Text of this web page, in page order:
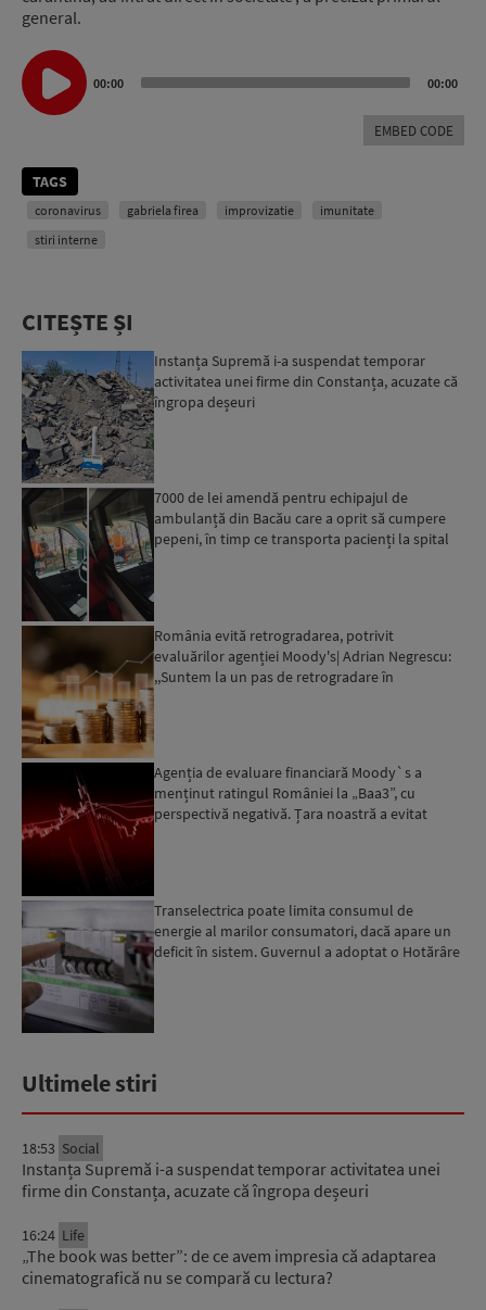
general.
Audio
Player
00:00 00:00
EMBED CODE
TAGS
coronavirus gabriela firea improvizatie
imunitate
stiri interne
CITEȘTE ȘI
Instanța Supremă i-a suspendat temporar
activitatea unei firme din Constanța, acuzate că
îngropa deșeuri
7000 de lei amendă pentru echipajul de
ambulanță din Bacău care a oprit să cumpere
pepeni, în timp ce transporta pacienți la spital
România evită retrogradarea, potrivit
evaluărilor agenției Moody's| Adrian Negrescu:
,,Suntem la un pas de retrogradare în
Agenția de evaluare financiară Moody`s a
menținut ratingul României la „Baa3”, cu
perspectivă negativă. Țara noastră a evitat
Transelectrica poate limita consumul de
energie al marilor consumatori, dacă apare un
deficit în sistem. Guvernul a adoptat o Hotărâre
Ultimele stiri
18:53 Social
Instanța Supremă i-a suspendat temporar activitatea unei
firme din Constanța, acuzate că îngropa deșeuri
16:24 Life
„The book was better”: de ce avem impresia că adaptarea
cinematografică nu se compară cu lectura?